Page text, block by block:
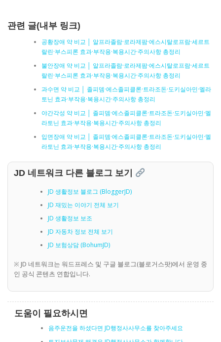
관련 글(내부 링크)
공황장애 약 비교 │ 알프라졸람·로라제팜·에스시탈로프람·세르트
랄린·부스피론 효과·부작용·복용시간·주의사항 총정리
불안장애 약 비교 │ 알프라졸람·로라제팜·에스시탈로프람·세르트
랄린·부스피론 효과·부작용·복용시간·주의사항 총정리
과수면 약 비교 │ 졸피뎀·에스졸피클론·트라조돈·도키실아민·멜라
토닌 효과·부작용·복용시간·주의사항 총정리
야간각성 약 비교 │ 졸피뎀·에스졸피클론·트라조돈·도키실아민·멜
라토닌 효과·부작용·복용시간·주의사항 총정리
입면장애 약 비교 │ 졸피뎀·에스졸피클론·트라조돈·도키실아민·멜
라토닌 효과·부작용·복용시간·주의사항 총정리
JD 네트워크 다른 블로그 보기
JD 생활정보 블로그 (BloggerJD)
JD 재밌는 이야기 전체 보기
JD 생활정보 보조
JD 자동차 정보 전체 보기
JD 보험상담 (BohumJD)
※ JD 네트워크는 워드프레스 및 구글 블로그(블로거스팟)에서 운영 중
인 공식 콘텐츠 연합입니다.
도움이 필요하시면
음주운전을 하셨다면 JD행정사사무소를 찾아주세요